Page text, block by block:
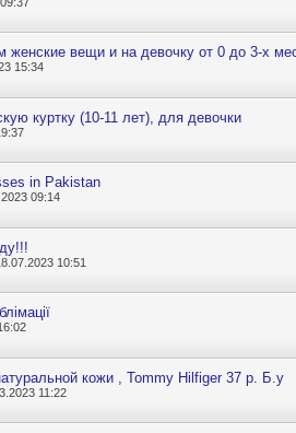
женские вещи и на девочку от 0 до 3-х
15:34
куртку (10-11 лет), для девочки
in Pakistan
09:14
10:51
кожи , Tommy Hilfiger 37 р. Б.у
11:22